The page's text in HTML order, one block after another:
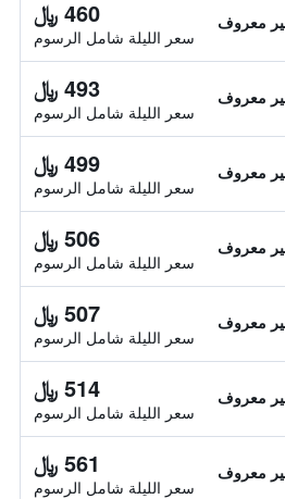
معروف 460 ﷼
سعر الليلة شامل الرسوم
معروف 493 ﷼
سعر الليلة شامل الرسوم
معروف 499 ﷼
سعر الليلة شامل الرسوم
معروف 506 ﷼
سعر الليلة شامل الرسوم
معروف 507 ﷼
سعر الليلة شامل الرسوم
معروف 514 ﷼
سعر الليلة شامل الرسوم
معروف 561 ﷼
سعر الليلة شامل الرسوم